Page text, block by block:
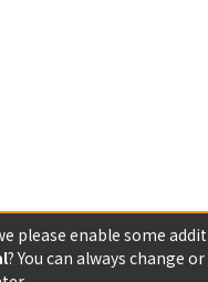
please enable some
? You can always change